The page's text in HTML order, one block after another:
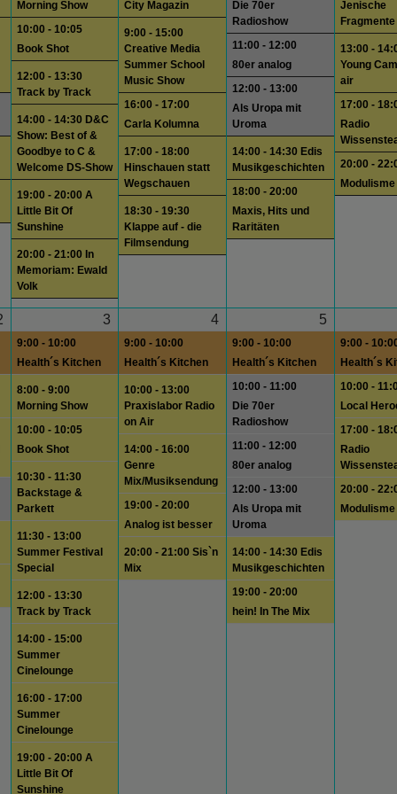
Morning Show
10:00 - 10:05
Book Shot
12:00 - 13:30
Track by Track
14:00 - 14:30 D&C
Show: Best of &
Goodbye to C &
Welcome DS-Show
19:00 - 20:00 A
Little Bit Of
Sunshine
20:00 - 21:00 In
Memoriam: Ewald
Volk
City Magazin
9:00 - 15:00
Creative Media
Summer School
Music Show
16:00 - 17:00
Carla Kolumna
17:00 - 18:00
Hinschauen statt
Wegschauen
18:30 - 19:30
Klappe auf - die
Filmsendung
Die 70er
Radioshow
11:00 - 12:00
80er analog
12:00 - 13:00
Als Uropa mit
Uroma
14:00 - 14:30 Edis
Musikgeschichten
18:00 - 20:00
Maxis, Hits und
Raritäten
Jenische
Fragmente
13:00 -
Young
air
17:00 -
Radio
20:00 -
Modulisme
3
9:00 - 10:00
Health´s Kitchen
8:00 - 9:00
Morning Show
10:00 - 10:05
Book Shot
10:30 - 11:30
Backstage &
Parkett
11:30 - 13:00
Summer Festival
Special
12:00 - 13:30
Track by Track
14:00 - 15:00
Summer
Cinelounge
16:00 - 17:00
Summer
Cinelounge
19:00 - 20:00 A
Little Bit Of
Sunshine
4
9:00 - 10:00
Health´s Kitchen
10:00 - 13:00
Praxislabor Radio
on Air
14:00 - 16:00
Genre
Mix/Musiksendung
19:00 - 20:00
Analog ist besser
20:00 - 21:00 Sis`n
Mix
5
9:00 - 10:00
Health´s Kitchen
10:00 - 11:00
Die 70er
Radioshow
11:00 - 12:00
80er analog
12:00 - 13:00
Als Uropa mit
Uroma
14:00 - 14:30 Edis
Musikgeschichten
19:00 - 20:00
hein! In The Mix
9:00 -
Health´s
10:00 -
Local
17:00 -
Radio
20:00 -
Modulisme